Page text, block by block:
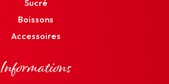
Sucré
Boissons
Accessoires
Informations